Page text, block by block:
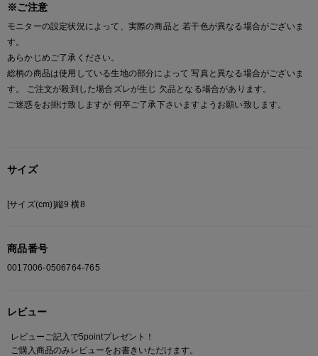
※ご注意
モニターの設定状況によって、実際の商品と 若干色が異なる場合がございま
す。
あらかじめご了承ください。
総柄の商品は使用している生地の部分によって 写真と異なる場合がございま
す。 ご注文が殺到した場合ズレが生じ 欠品となる場合があります。
ご迷惑をお掛け致しますが 何卒ご了承下さいますようお願い致します。
サイズ
[サイズ(cm)]縦9 横8
商品番号
0017006-0506764-765
レビュー
レビューご記入で5pointプレゼント！
ご購入商品のみレビューをお書きいただけます。